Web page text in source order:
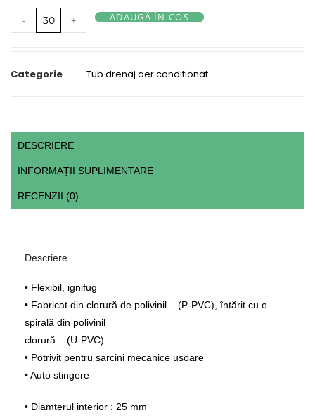
- + ADAUGĂ ÎN COȘ
Categorie Tub drenaj aer conditionat
DESCRIERE
INFORMAȚII SUPLIMENTARE
RECENZII (0)
Descriere
• Flexibil, ignifug
• Fabricat din clorură de polivinil – (P-PVC), întărit cu o
spirală din polivinil
clorură – (U-PVC)
• Potrivit pentru sarcini mecanice ușoare
• Auto stingere
• Diamterul interior : 25 mm